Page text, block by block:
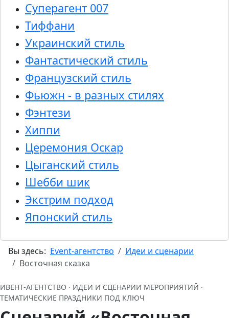
Суперагент 007
Тиффани
Украинский стиль
Фантастический стиль
Французский стиль
Фьюжн - в разных стилях
Фэнтези
Хиппи
Церемония Оскар
Цыганский стиль
Шебби шик
Экстрим подход
Японский стиль
Вы здесь: Event-агентство
Идеи и сценарии
Восточная сказка
ИВЕНТ‑АГЕНТСТВО · ИДЕИ И СЦЕНАРИИ МЕРОПРИЯТИЙ ·
ТЕМАТИЧЕСКИЕ ПРАЗДНИКИ ПОД КЛЮЧ